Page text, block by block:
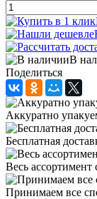
В
Поделиться
Аккуратно
Бесплатная
Весь
Принимаем все